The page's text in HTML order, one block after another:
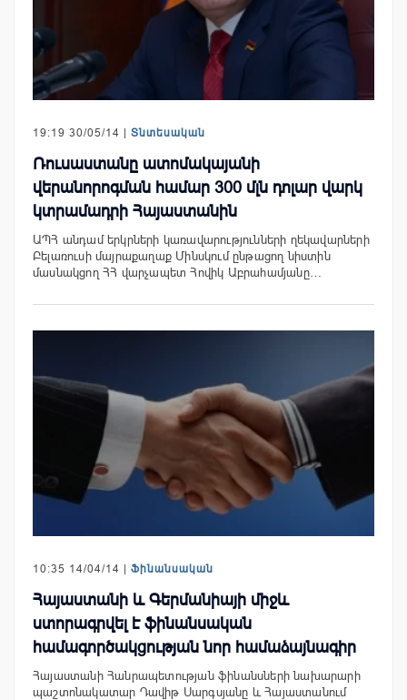
19:19 30/05/14 | Տնտեսական
Ռուսաստանը ատոմակայանի
վերանորոգման համար 300 մլն դոլար վարկ
կտրամադրի Հայաստանին
ԱՊՀ անդամ երկրների կառավարությունների ղեկավարների
Բելառուսի մայրաքաղաք Մինսկում ընթացող նիստին
մասնակցող ՀՀ վարչապետ Հովիկ Աբրահամյանը…
10:35 14/04/14 | Ֆինանսական
Հայաստանի և Գերմանիայի միջև
ստորագրվել է ֆինանսական
համագործակցության նոր համաձայնագիր
Հայաստանի Հանրապետության ֆինանսների նախարարի
պաշտոնակատար Դավիթ Սարգսյանը և Հայաստանում